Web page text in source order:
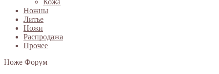
Кожа
Ножны
Литье
Ножи
Распродажа
Прочее
Ноже Форум